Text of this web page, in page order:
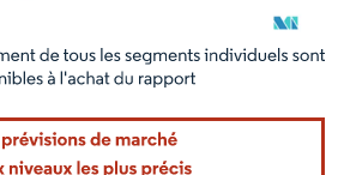
La réutilisation nécessite une attribution sous CC BY